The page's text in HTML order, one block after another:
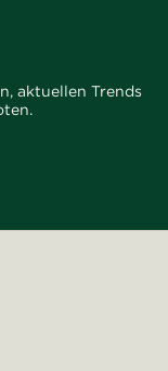
aktuellen Trends